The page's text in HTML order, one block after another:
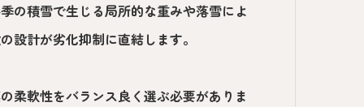
の積雪で生じる局所的な重みや落雪によ
設計が劣化抑制に直結します。
柔軟性をバランス良く選ぶ必要がありま